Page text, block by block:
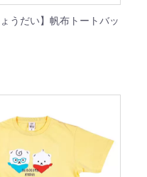
ょうだい】帆布トートバッ